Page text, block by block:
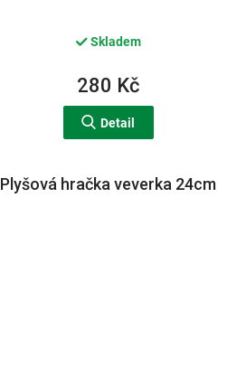
Skladem
280 Kč
Detail
Plyšová hračka veverka 24cm